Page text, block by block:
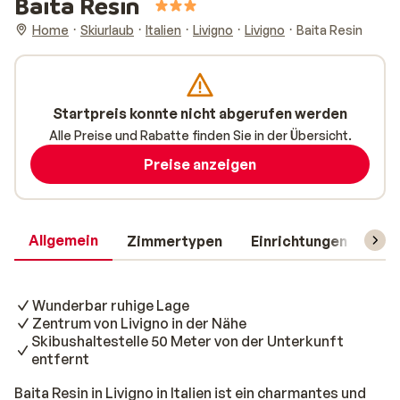
Home Skiurlaub Italien Livigno Livigno Baita Resin
Allgemein Zimmertypen Einrichtungen
Wunderbar ruhige Lage
Zentrum von Livigno in der Nähe
Skibushaltestelle 50 Meter von der Unterkunft
entfernt
Baita Resin in Livigno in Italien ist ein charmantes und
Startpreis konnte nicht abgerufen werden
Alle Preise und Rabatte finden Sie in der Übersicht.
Preise anzeigen